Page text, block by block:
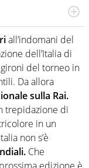
del calcio in
Non si perde
del mondo delle
all’indomani del
dell’Italia di
gironi del torneo in
Da allora
sulla Rai.
trepidazione di
in un
non s’è
Che